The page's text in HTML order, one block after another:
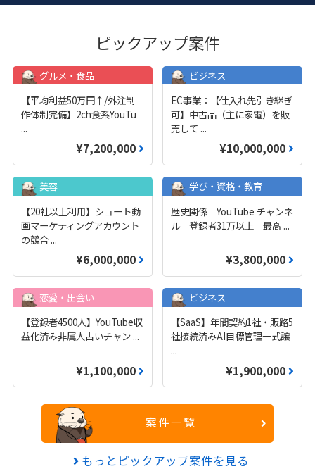
ピックアップ案件
グルメ・食品
【平均利益50万円↑/外注制
作体制完備】2ch食系YouTu
...
¥7,200,000
ビジネス
EC事業：【仕入れ先引き継ぎ
可】中古品（主に家電）を販
売して ...
¥10,000,000
美容
【20社以上利用】ショート動
画マーケティングアカウント
の競合...
¥6,000,000
学び・資格・教育
歴史関係 YouTube チャンネ
ル 登録者31万以上 最高 ...
¥3,800,000
恋愛・出会い
【登録者4500人】YouTube収
益化済み非属人占いチャン ...
¥1,100,000
ビジネス
【SaaS】年間契約1社・販路5
社接続済みAI目標管理一式譲
...
¥1,900,000
案件一覧
もっとピックアップ案件を見る